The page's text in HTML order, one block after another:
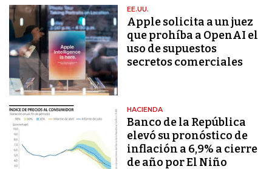
EE.UU.
Apple solicita a un juez
que prohíba a OpenAI el
uso de supuestos
secretos comerciales
HACIENDA
Banco de la República
elevó su pronóstico de
inflación a 6,9% a cierre
de año por El Niño